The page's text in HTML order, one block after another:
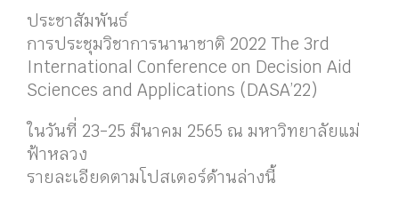
ประชาสัมพันธ์
การประชุมวิชาการนานาชาติ 2022 The 3rd
International Conference on Decision Aid
Sciences and Applications (DASA’22)
ในวันที่ 23-25 มีนาคม 2565 ณ มหาวิทยาลัยแม่
ฟ้าหลวง
รายละเอียดตามโปสเตอร์ด้านล่างนี้